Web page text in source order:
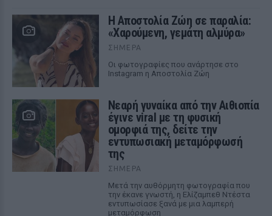
Η Αποστολία Ζώη σε παραλία:
«Χαρούμενη, γεμάτη αλμύρα»
ΣΉΜΕΡΑ
Οι φωτογραφίες που ανάρτησε στο
Instagram η Αποστολία Ζώη
Νεαρή γυναίκα από την Αιθιοπία
έγινε viral με τη φυσική
ομορφιά της, δείτε την
εντυπωσιακή μεταμόρφωσή
της
ΣΉΜΕΡΑ
Μετά την αυθόρμητη φωτογραφία που
την έκανε γνωστή, η Ελίζαμπεθ Ντέστα
εντυπωσίασε ξανά με μια λαμπερή
μεταμόρφωση